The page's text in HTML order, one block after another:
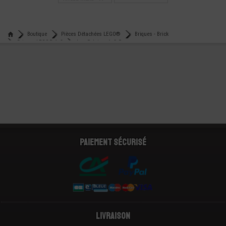
Boutique
Pièces Détachées LEGO®
Briques - Brick
Briques LEGO® 1x2
Lego® brique 1x2x5
Paiement sécurisé
Livraison